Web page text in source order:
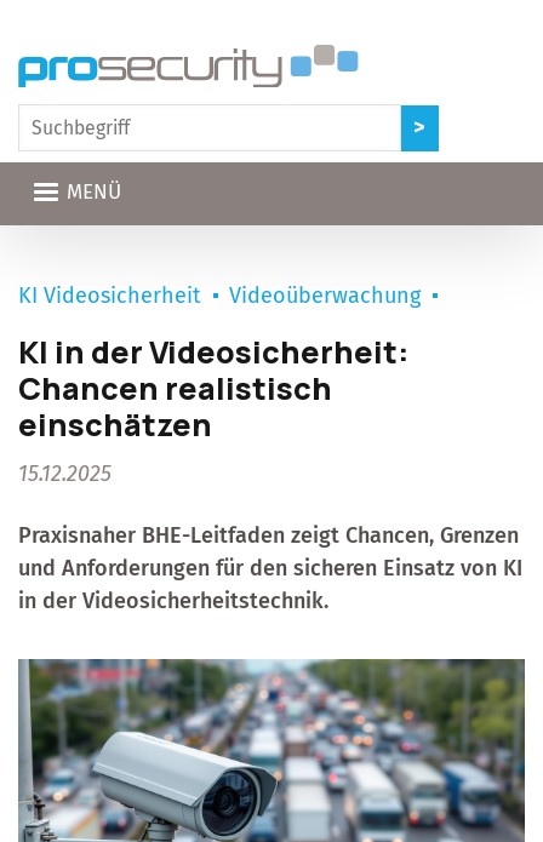
MENÜ
KI Videosicherheit Videoüberwachung
KI in der Videosicherheit:
Chancen realistisch
einschätzen
15.12.2025
Praxisnaher BHE-Leitfaden zeigt Chancen, Grenzen
und Anforderungen für den sicheren Einsatz von KI
in der Videosicherheitstechnik.